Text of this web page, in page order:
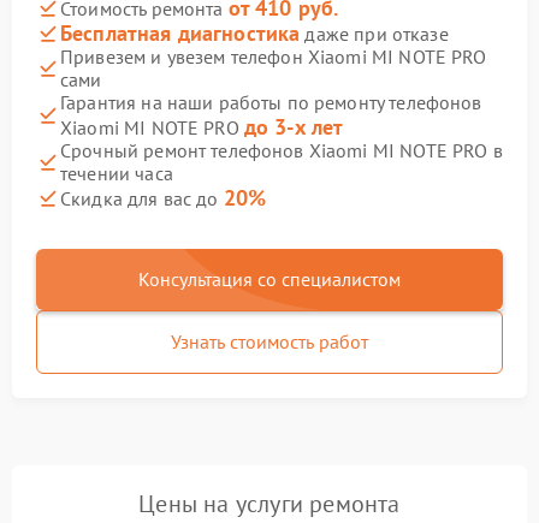
Стоимость ремонта от 410 руб.
Бесплатная диагностика даже при отказе
Привезем и увезем телефон Xiaomi MI NOTE PRO
сами
Гарантия на наши работы по ремонту телефонов
Xiaomi MI NOTE PRO до 3-х лет
Срочный ремонт телефонов Xiaomi MI NOTE PRO в
течении часа
Скидка для вас до 20%
Консультация со специалистом
Узнать стоимость работ
Цены на услуги ремонта